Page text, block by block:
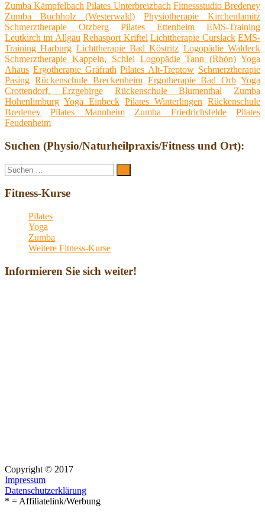
Zumba Kämpfelbach Pilates Unterbreizbach Fitnessstudio Bredeney
Zumba Buchholz (Westerwald)
Physiotherapie Kirchenlamitz
Schmerztherapie Otzberg
Pilates Ettenheim
EMS-Training
Leutkirch im Allgäu Rehasport Kriftel Lichttherapie Curslack EMS-
Training Harburg Lichttherapie Bad Köstritz Logopädie Waldeck
Schmerztherapie Kappeln, Schlei Logopädie Tann (Rhön) Yoga
Ahaus Ergotherapie Gräfrath Pilates Alt-Treptow Schmerztherapie
Pasing Rückenschule Breckenheim Ergotherapie Bad Orb Yoga
Crottendorf, Erzgebirge
Rückenschule Blumenthal
Zumba
Hohenlimburg Yoga Einbeck Pilates Winterlingen Rückenschule
Bredeney
Pilates Mannheim Zumba Friedrichsfelde
Pilates
Feudenheim
Suchen (Physio/Naturheilpraxis/Fitness und Ort):
Suche
nach:
Suchen
Fitness-Kurse
Pilates
Yoga
Zumba
Weitere Fitness-Kurse
Informieren Sie sich weiter!
Copyright © 2017
Impressum
Datenschutzerklärung
* = Affiliatelink/Werbung